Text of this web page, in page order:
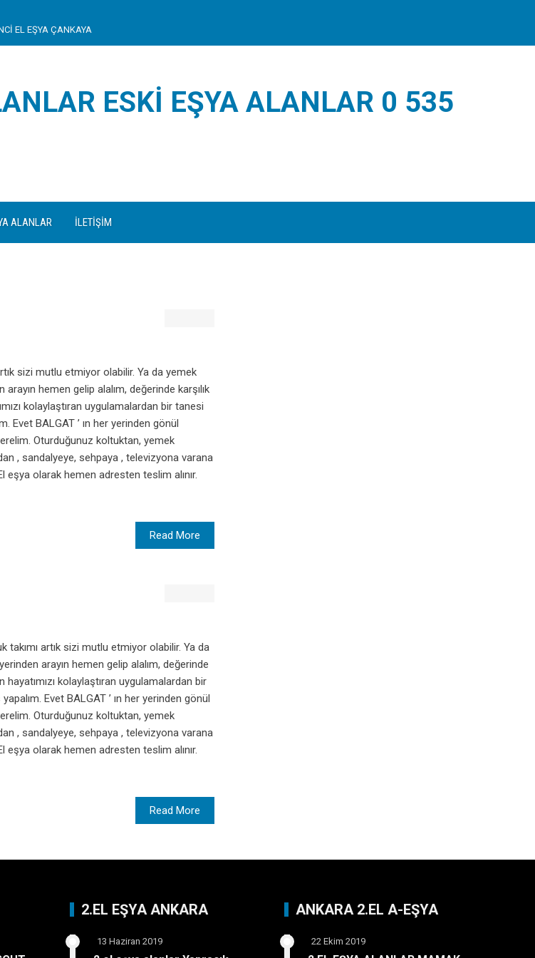
EL EŞYA ÇANKAYA
ESKI EŞYA ALANLAR 0 535
ALANLAR İLETİŞİM
sizi mutlu etmiyor olabilir. Ya da yemek
arayın hemen gelip alalım, değerinde karşılık
kolaylaştıran uygulamalardan bir tanesi
Evet BALGAT ’ ın her yerinden gönül
Oturduğunuz koltuktan, yemek
, sandalyeye, sehpaya , televizyona varana
eşya olarak hemen adresten teslim alınır.
Read More
takımı artık sizi mutlu etmiyor olabilir. Ya da
arayın hemen gelip alalım, değerinde
kolaylaştıran uygulamalardan bir
Evet BALGAT ’ ın her yerinden gönül
Oturduğunuz koltuktan, yemek
, sandalyeye, sehpaya , televizyona varana
eşya olarak hemen adresten teslim alınır.
Read More
2.EL EŞYA ANKARA
13 Haziran 2019
ANKARA 2.EL A-EŞYA
22 Ekim 2019